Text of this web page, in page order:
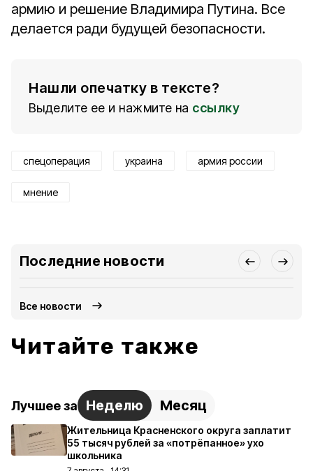
армию и решение Владимира Путина. Все
делается ради будущей безопасности.
Нашли опечатку в тексте?
Выделите ее и нажмите на ссылку
спецоперация украина армия россии
мнение
Последние новости
Все новости
Читайте также
Лучшее за Неделю Месяц
Жительница Красненского округа заплатит
55 тысяч рублей за «потрёпанное» ухо
школьника